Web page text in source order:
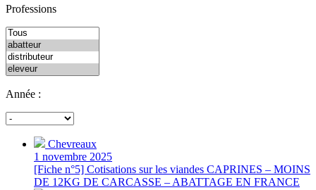
Professions
Année :
Chevreaux
1 novembre 2025
[Fiche n°5] Cotisations sur les viandes CAPRINES – MOINS
DE 12KG DE CARCASSE – ABATTAGE EN FRANCE